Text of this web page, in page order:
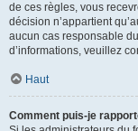
de ces règles, vous
décision n’appartient
aucun cas responsable
d’informations, veuillez
Haut
Comment puis-je